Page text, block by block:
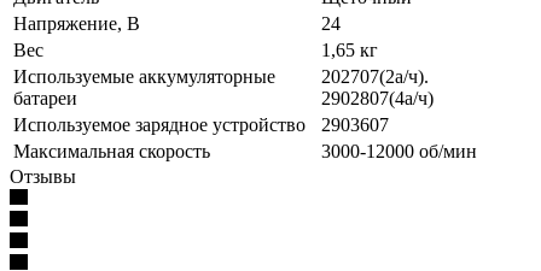
Напряжение, В
24
Вес
1,65 кг
Используемые аккумуляторные
батареи
202707(2а/ч).
2902807(4а/ч)
Используемое зарядное устройство
2903607
Максимальная скорость
3000-12000 об/мин
Отзывы